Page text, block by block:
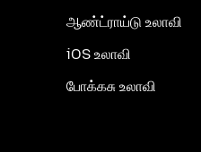
ஆண்ட்ராய்டு உலாவி
iOS உலாவி
போக்கசு உலாவி